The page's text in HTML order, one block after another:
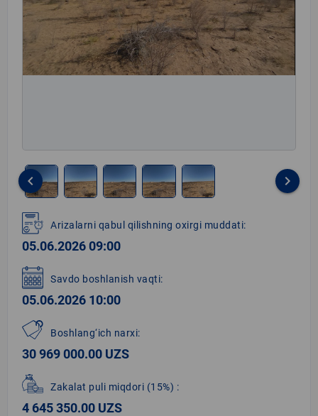
1
of
5
keyboard_arrow_left keyboard_arrow_right
Arizalarni qabul qilishning oxirgi muddati:
05.06.2026 09:00
Savdo boshlanish vaqti:
05.06.2026 10:00
Boshlang‘ich narxi:
30 969 000.00 UZS
Zakalat puli miqdori (15%) :
4 645 350.00 UZS